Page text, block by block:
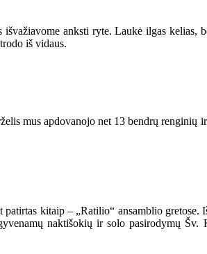
anksti ryte. Laukė ilgas kelias,
iš vidaus.
mus apdovanojo net 13 bendrų renginių
kitaip – „Ratilio“ ansamblio gretose.
naktišokių ir solo pasirodymų Šv.